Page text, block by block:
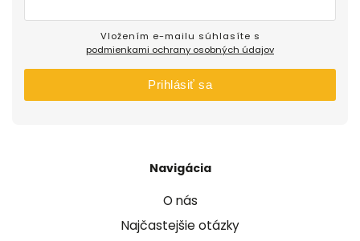
Navigácia
O nás
Najčastejšie otázky
podmienkami ochrany osobných údajov
Prihlásiť sa